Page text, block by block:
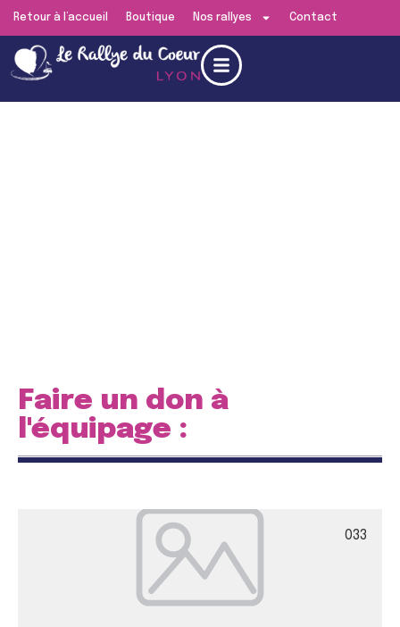
Retour à l’accueil Boutique Nos rallyes Contact
Faire un don à
l'équipage :
033